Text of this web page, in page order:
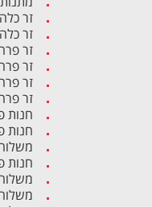
זר
זר
זר
זר
זר
זר
חנות
חנות
חנות